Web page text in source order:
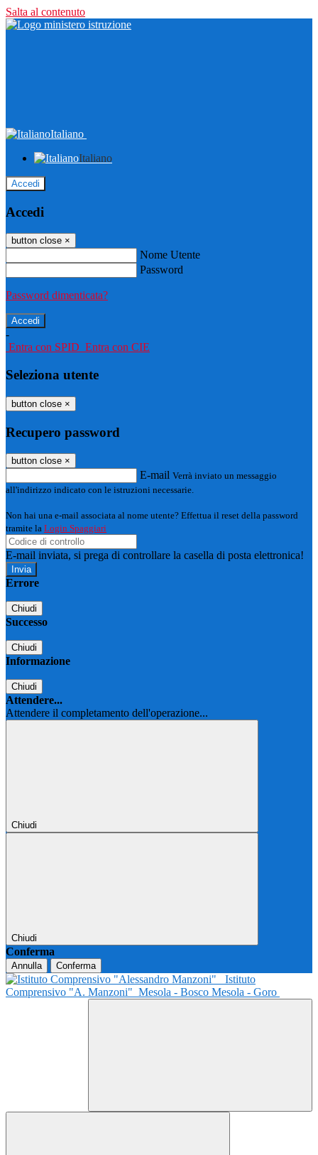
Salta al contenuto
Italiano
Italiano
Accedi
Accedi
button close ×
Nome Utente
Password
Password dimenticata?
-
Entra con SPID Entra con CIE
Seleziona utente
button close ×
Recupero password
button close ×
E-mail Verrà inviato un messaggio
all'indirizzo indicato con le istruzioni necessarie.
Non hai una e-mail associata al nome utente? Effettua il reset della password
tramite la Login Spaggiari
E-mail inviata, si prega di controllare la casella di posta elettronica!
Errore
Chiudi
Successo
Chiudi
Informazione
Chiudi
Attendere...
Attendere il completamento dell'operazione...
Chiudi
Chiudi
Conferma
Annulla Conferma
Istituto
Comprensivo "A. Manzoni" Mesola - Bosco Mesola - Goro